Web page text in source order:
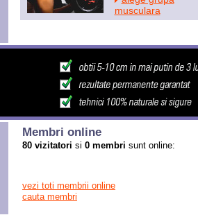
musculara
Membri online
80 vizitatori si 0 membri sunt online:
vezi toti membrii online
cauta membri